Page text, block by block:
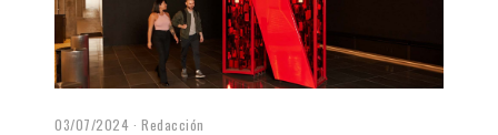
03/07/2024 Redacción